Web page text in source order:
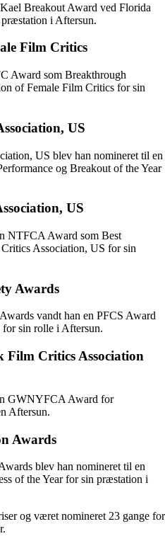
Breakout Award ved Florida
i Aftersun.
Film Critics
Award som Breakthrough
of Female Film Critics for sin
US
US blev han nomineret til en
og Breakout of the Year
US
NTFCA Award som Best
Association, US for sin
Awards
vandt han en PFCS Award
for sin rolle i Aftersun.
Film Critics Association
GWNYFCA Award for
Aftersun.
Awards
blev han nomineret til en
of the Year for sin præstation i
og været nomineret 23 gange for